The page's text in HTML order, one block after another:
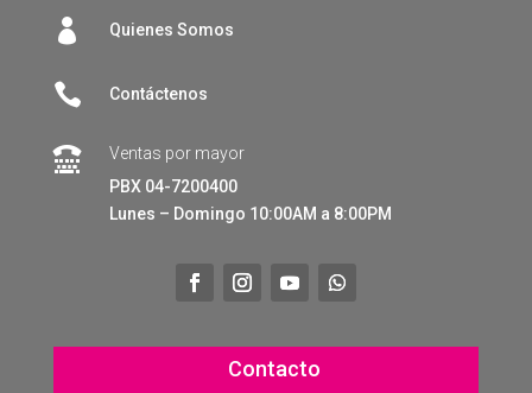
 Quienes Somos
 Contáctenos

Ventas por mayor
PBX 04-7200400
Lunes – Domingo 10:00AM a 8:00PM
Contacto